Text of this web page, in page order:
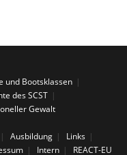
und Bootsklassen
des SCST
Gewalt
Ausbildung
Links
Intern REACT-EU